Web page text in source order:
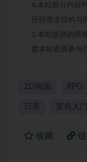
4.本站部分内容
任何商业目的与
5.本站提供的所
载本站资源参与
2D画面 RPG
日系 菜鸟入门
收藏